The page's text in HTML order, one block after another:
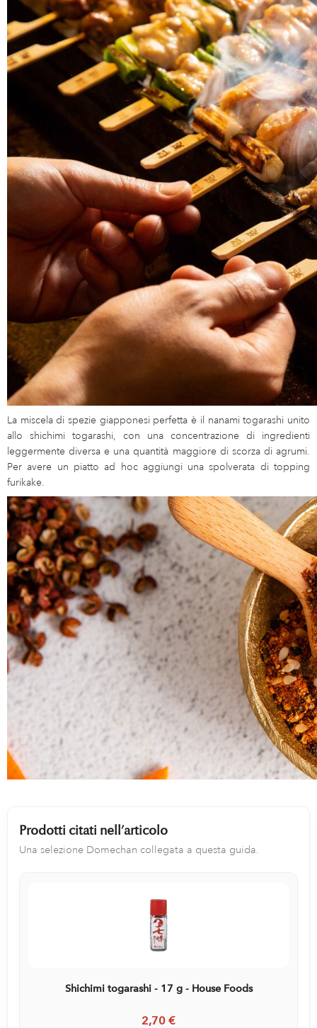
La miscela di spezie giapponesi perfetta è il nanami togarashi unito
allo shichimi togarashi, con una concentrazione di ingredienti
leggermente diversa e una quantità maggiore di scorza di agrumi.
Per avere un piatto ad hoc aggiungi una spolverata di topping
furikake.
Prodotti citati nell’articolo
Una selezione Domechan collegata a questa guida.
Shichimi togarashi - 17 g - House Foods
2,70 €